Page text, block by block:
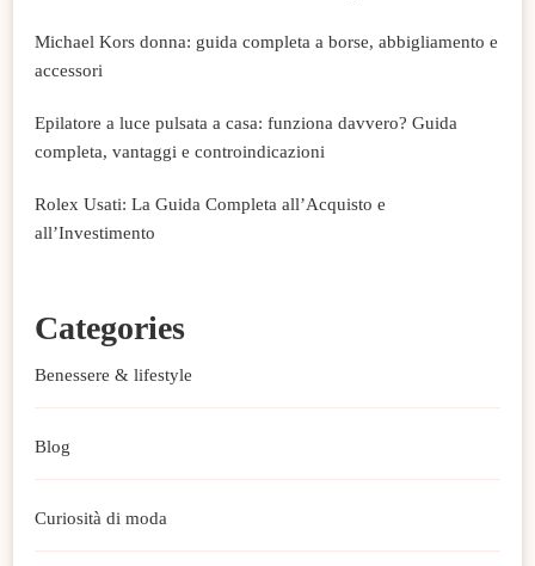
Michael Kors donna: guida completa a borse, abbigliamento e
accessori
Epilatore a luce pulsata a casa: funziona davvero? Guida
completa, vantaggi e controindicazioni
Rolex Usati: La Guida Completa all’Acquisto e
all’Investimento
Categories
Benessere & lifestyle
Blog
Curiosità di moda